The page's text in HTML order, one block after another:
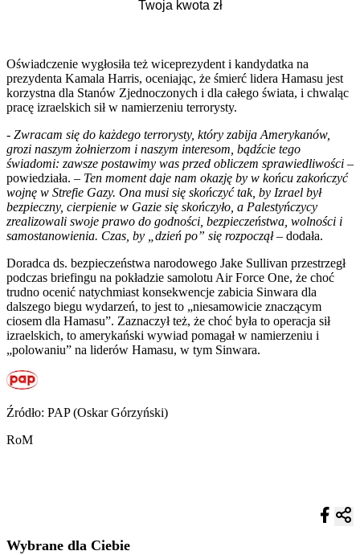
Oświadczenie wygłosiła też wiceprezydent i kandydatka na
prezydenta Kamala Harris, oceniając, że śmierć lidera Hamasu jest
korzystna dla Stanów Zjednoczonych i dla całego świata, i chwaląc
pracę izraelskich sił w namierzeniu terrorysty.
- Zwracam się do każdego terrorysty, który zabija Amerykanów,
grozi naszym żołnierzom i naszym interesom, bądźcie tego
świadomi: zawsze postawimy was przed obliczem sprawiedliwości –
powiedziała. – Ten moment daje nam okazję by w końcu zakończyć
wojnę w Strefie Gazy. Ona musi się skończyć tak, by Izrael był
bezpieczny, cierpienie w Gazie się skończyło, a Palestyńczycy
zrealizowali swoje prawo do godności, bezpieczeństwa, wolności i
samostanowienia. Czas, by „dzień po” się rozpoczął– dodała.
Doradca ds. bezpieczeństwa narodowego Jake Sullivan przestrzegł
podczas briefingu na pokładzie samolotu Air Force One, że choć
trudno ocenić natychmiast konsekwencje zabicia Sinwara dla
dalszego biegu wydarzeń, to jest to „niesamowicie znaczącym
ciosem dla Hamasu”. Zaznaczył też, że choć była to operacja sił
izraelskich, to amerykański wywiad pomagał w namierzeniu i
„polowaniu” na liderów Hamasu, w tym Sinwara.
Źródło: PAP (Oskar Górzyński)
RoM
Wybrane dla Ciebie